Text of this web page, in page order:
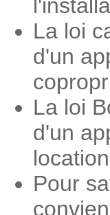
La loi
d'un
La loi
d'un
Pour